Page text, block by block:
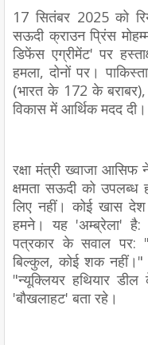
17 सितंबर 2025 को
सऊदी क्राउन प्रिंस
डिफेंस एग्रीमेंट' पर
हमला, दोनों पर।
(भारत के 172 के
विकास में आर्थिक मदद दी।
रक्षा मंत्री ख्वाजा आसिफ
क्षमता सऊदी को
लिए नहीं। कोई खास
हमने। यह 'अम्ब्रेला' है:
पत्रकार के सवाल पर:
बिल्कुल, कोई शक नहीं।"
"न्यूक्लियर हथियार
'बौखलाहट' बता रहे।